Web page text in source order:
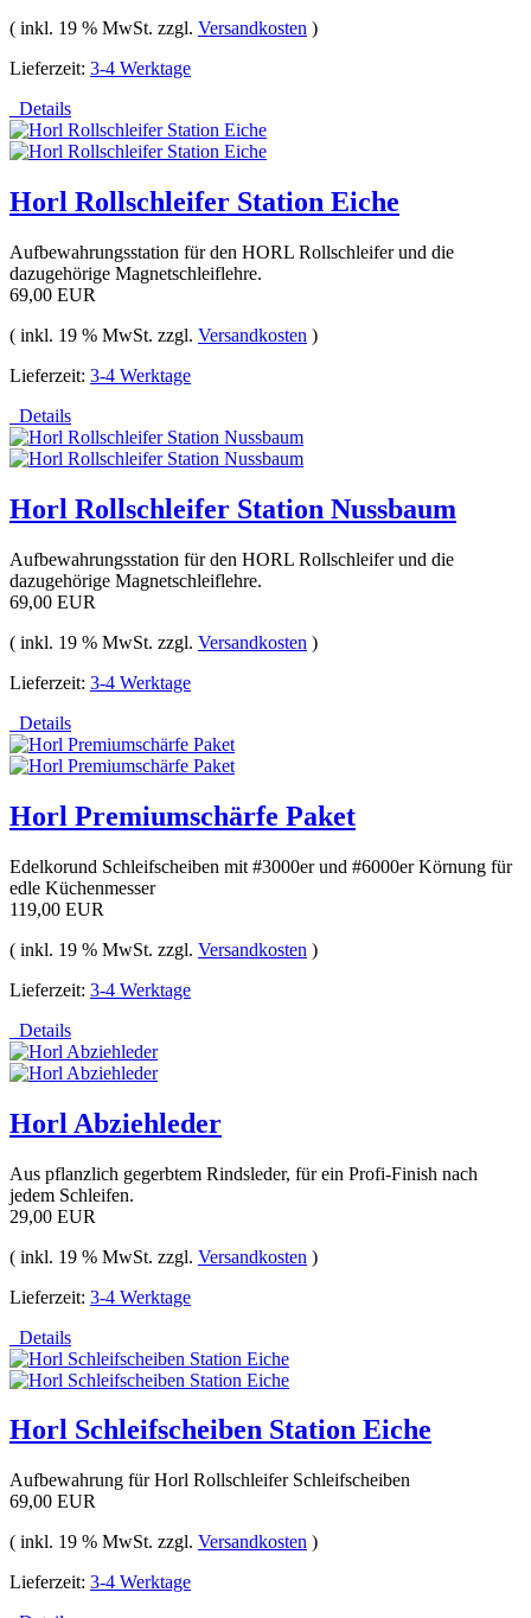
( inkl. 19 % MwSt. zzgl. Versandkosten )
Lieferzeit: 3-4 Werktage
Details
Horl Rollschleifer Station Eiche
Aufbewahrungsstation für den HORL Rollschleifer und die
dazugehörige Magnetschleiflehre.
69,00 EUR
( inkl. 19 % MwSt. zzgl. Versandkosten )
Lieferzeit: 3-4 Werktage
Details
Horl Rollschleifer Station Nussbaum
Aufbewahrungsstation für den HORL Rollschleifer und die
dazugehörige Magnetschleiflehre.
69,00 EUR
( inkl. 19 % MwSt. zzgl. Versandkosten )
Lieferzeit: 3-4 Werktage
Details
Horl Premiumschärfe Paket
Edelkorund Schleifscheiben mit #3000er und #6000er Körnung für
edle Küchenmesser
119,00 EUR
( inkl. 19 % MwSt. zzgl. Versandkosten )
Lieferzeit: 3-4 Werktage
Details
Horl Abziehleder
Aus pflanzlich gegerbtem Rindsleder, für ein Profi-Finish nach
jedem Schleifen.
29,00 EUR
( inkl. 19 % MwSt. zzgl. Versandkosten )
Lieferzeit: 3-4 Werktage
Details
Horl Schleifscheiben Station Eiche
Aufbewahrung für Horl Rollschleifer Schleifscheiben
69,00 EUR
( inkl. 19 % MwSt. zzgl. Versandkosten )
Lieferzeit: 3-4 Werktage